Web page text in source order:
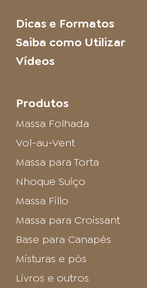
Dicas e Formatos
Saiba como Utilizar
Vídeos
Produtos
Massa Folhada
Vol-au-Vent
Massa para Torta
Nhoque Suíço
Massa Fillo
Massa para Croissant
Base para Canapés
Misturas e pós
Livros e outros